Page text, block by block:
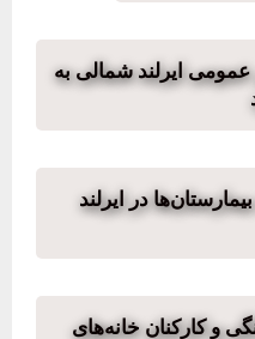
ایرلند شمالی به
در ایرلند
و کارکنان خانه‌های